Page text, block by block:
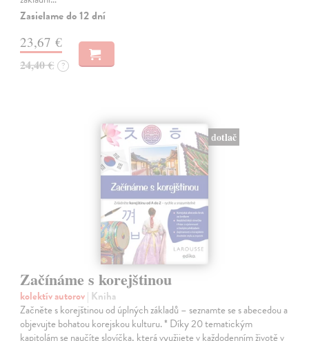
Zasielame do 12 dní
23,67 €
24,40 € ?
dotlač
Začínáme s korejštinou
kolektív autorov| Kniha
Začněte s korejštinou od úplných základů – seznamte se s abecedou a
objevujte bohatou korejskou kulturu. * Díky 20 tematickým
kapitolám se naučíte slovíčka, která využijete v každodenním životě v